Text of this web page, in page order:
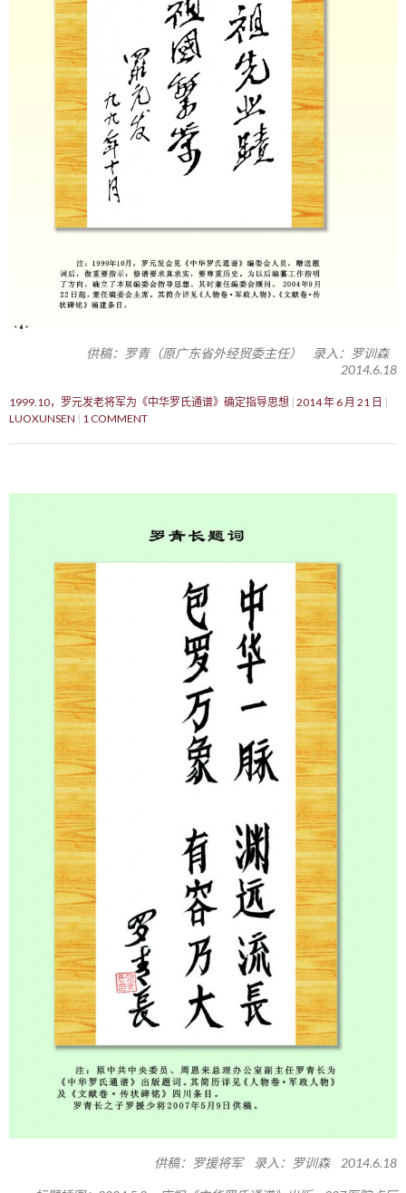
供稿：罗青（原广东省外经贸委主任） 录入：罗训森
2014.6.18
1999.10，罗元发老将军为《中华罗氏通谱》确定指导思想 2014 年 6 月 21 日
LUOXUNSEN
1 COMMENT
供稿：罗援将军 录入：罗训森 2014.6.18